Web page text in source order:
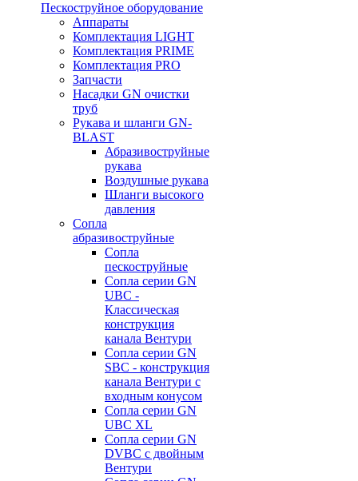
Пескоструйное оборудование
Аппараты
Комплектация LIGHT
Комплектация PRIME
Комплектация PRO
Запчасти
Насадки GN очистки
труб
Рукава и шланги GN-
BLAST
Абразивоструйные
рукава
Воздушные рукава
Шланги высокого
давления
Сопла
абразивоструйные
Сопла
пескоструйные
Сопла серии GN
UBC -
Классическая
конструкция
канала Вентури
Сопла серии GN
SBC - конструкция
канала Вентури c
входным конусом
Сопла серии GN
UBC XL
Сопла серии GN
DVBC с двойным
Вентури